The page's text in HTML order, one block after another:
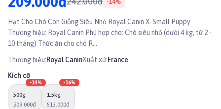
Hạt Cho Chó Con Giống Siêu Nhỏ Royal Canin X-Small Puppy
Thương hiệu: Royal Canin Phù hợp cho: Chó siêu nhỏ (dưới 4 kg, từ 2 -
10 tháng) Thức ăn cho chó R...
Thương hiệu:Royal CaninXuất xứ:France
Kích cỡ
500g
209.000đ
-14%
1.5kg
513.000đ
-16%